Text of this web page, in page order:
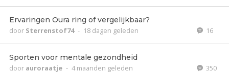
Ervaringen Oura ring of vergelijkbaar?
door Sterrenstof74 - 18 dagen geleden 16
Sporten voor mentale gezondheid
door auroraatje - 4 maanden geleden 350